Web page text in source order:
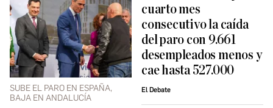
SUBE EL PARO EN ESPAÑA,
BAJA EN ANDALUCÍA
cuarto mes
consecutivo la caída
del paro con 9.661
desempleados menos y
cae hasta 527.000
El Debate